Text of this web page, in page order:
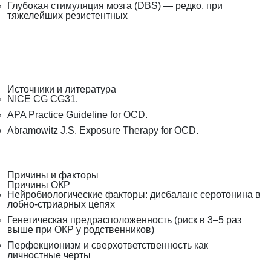
Глубокая стимуляция мозга (DBS) — редко, при
тяжелейших резистентных
Источники и литература
NICE CG CG31.
APA Practice Guideline for OCD.
Abramowitz J.S. Exposure Therapy for OCD.
Причины и факторы
Причины ОКР
Нейробиологические факторы: дисбаланс серотонина в
лобно-стриарных цепях
Генетическая предрасположенность (риск в 3–5 раз
выше при ОКР у родственников)
Перфекционизм и сверхответственность как
личностные черты